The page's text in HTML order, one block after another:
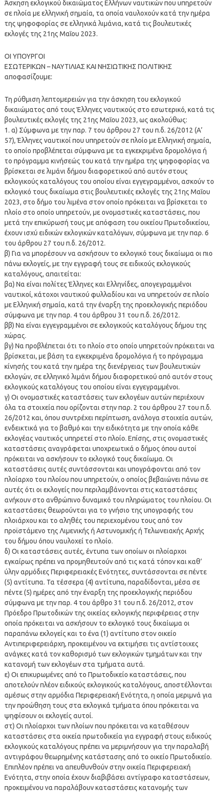
Άσκηση εκλογικού δικαιώματος Ελλήνων ναυτικών που υπηρετούν
σε πλοία με ελληνική σημαία, τα οποία ναυλοχούν κατά την ημέρα
της ψηφοφορίας σε ελληνικά λιμάνια, κατά τις βουλευτικές
εκλογές της 21ης Μαΐου 2023.
ΟΙ ΥΠΟΥΡΓΟΙ
ΕΣΩΤΕΡΙΚΩΝ – ΝΑΥΤΙΛΙΑΣ ΚΑΙ ΝΗΣΙΩΤΙΚΗΣ ΠΟΛΙΤΙΚΗΣ
αποφασίζουμε:
Τη ρύθμιση λεπτομερειών για την άσκηση του εκλογικού
δικαιώματος από τους Έλληνες ναυτικούς στο εσωτερικό, κατά τις
βουλευτικές εκλογές της 21ης Μαΐου 2023, ως ακολούθως:
1. α) Σύμφωνα με την παρ. 7 του άρθρου 27 του π.δ. 26/2012 (Α’
57), Έλληνες ναυτικοί που υπηρετούν σε πλοίο με Ελληνική σημαία,
το οποίο προβλέπεται σύμφωνα με τα εγκεκριμένα δρομολόγια ή
το πρόγραμμα κινήσεώς του κατά την ημέρα της ψηφοφορίας να
βρίσκεται σε λιμάνι δήμου διαφορετικού από αυτόν στους
εκλογικούς καταλόγους του οποίου είναι εγγεγραμμένοι, ασκούν το
εκλογικό τους δικαίωμα στις βουλευτικές εκλογές της 21ης Μαΐου
2023, στο δήμο του λιμένα στον οποίο πρόκειται να βρίσκεται το
πλοίο στο οποίο υπηρετούν, με ονομαστικές καταστάσεις, που
μετά την επικύρωσή τους με απόφαση του οικείου Πρωτοδικείου,
έχουν ισχύ ειδικών εκλογικών καταλόγων, σύμφωνα με την παρ. 6
του άρθρου 27 του π.δ. 26/2012.
β) Για να μπορέσουν να ασκήσουν το εκλογικό τους δικαίωμα οι πιο
πάνω εκλογείς, με την εγγραφή τους σε ειδικούς εκλογικούς
καταλόγους, απαιτείται:
βα) Να είναι πολίτες Έλληνες και Ελληνίδες, απογεγραμμένοι
ναυτικοί, κάτοχοι ναυτικού φυλλαδίου και να υπηρετούν σε πλοίο
με Ελληνική σημαία, κατά την έναρξη της προεκλογικής περιόδου
σύμφωνα με την παρ. 4 του άρθρου 31 του π.δ. 26/2012.
ββ) Να είναι εγγεγραμμένοι σε εκλογικούς καταλόγους δήμου της
χώρας.
βγ) Να προβλέπεται ότι το πλοίο στο οποίο υπηρετούν πρόκειται να
βρίσκεται, με βάση τα εγκεκριμένα δρομολόγια ή το πρόγραμμα
κίνησής του κατά την ημέρα της διενέργειας των βουλευτικών
εκλογών, σε ελληνικό λιμάνι δήμου διαφορετικού από αυτόν στους
εκλογικούς καταλόγους του οποίου είναι εγγεγραμμένοι.
γ) Οι ονομαστικές καταστάσεις των εκλογέων αυτών περιέχουν
όλα τα στοιχεία που ορίζονται στην παρ. 2 του άρθρου 27 του π.δ.
26/2012 και, όπου συντρέχει περίπτωση, ανάλογα στοιχεία αυτών,
ενδεικτικά για το βαθμό και την ειδικότητα με την οποία κάθε
εκλογέας ναυτικός υπηρετεί στο πλοίο. Επίσης, στις ονομαστικές
καταστάσεις αναγράφεται υποχρεωτικά ο δήμος όπου αυτοί
πρόκειται να ασκήσουν το εκλογικό τους δικαίωμα. Οι
καταστάσεις αυτές συντάσσονται και υπογράφονται από τον
πλοίαρχο του πλοίου που υπηρετούν, ο οποίος βεβαιώνει πάνω σε
αυτές ότι οι εκλογείς που περιλαμβάνονται στις καταστάσεις
ανήκουν στο ανθρώπινο δυναμικό του πληρώματος του πλοίου. Οι
καταστάσεις θεωρούνται για το γνήσιο της υπογραφής του
πλοιάρχου και το αληθές του περιεχομένου τους από τον
προϊστάμενο της Λιμενικής ή Αστυνομικής ή Τελωνειακής Αρχής
του δήμου όπου ναυλοχεί το πλοίο.
δ) Οι καταστάσεις αυτές, έντυπα των οποίων οι πλοίαρχοι
εγκαίρως πρέπει να προμηθευτούν από τις κατά τόπον και καθ’
ύλην αρμόδιες Περιφερειακές Ενότητες, συντάσσονται σε πέντε
(5) αντίτυπα. Τα τέσσερα (4) αντίτυπα, παραδίδονται, μέσα σε
πέντε (5) ημέρες από την έναρξη της προεκλογικής περιόδου
σύμφωνα με την παρ. 4 του άρθρο 31 του π.δ. 26/2012, στον
Πρόεδρο Πρωτοδικών της οικείας εκλογικής περιφέρειας στην
οποία πρόκειται να ασκήσουν το εκλογικό τους δικαίωμα οι
παραπάνω εκλογείς και το ένα (1) αντίτυπο στον οικείο
Αντιπεριφερειάρχη, προκειμένου να εκτιμήσει τις αντίστοιχες
ανάγκες κατά τον καθορισμό των εκλογικών τμημάτων και την
κατανομή των εκλογέων στα τμήματα αυτά.
ε) Οι επικυρωμένες από το Πρωτοδικείο καταστάσεις, που
αποτελούν πλέον ειδικούς εκλογικούς καταλόγους, αποστέλλονται
αμέσως στην αρμόδια Περιφερειακή Ενότητα, η οποία μεριμνά για
την προώθηση τους στα εκλογικά τμήματα όπου πρόκειται να
ψηφίσουν οι εκλογείς αυτοί.
στ) Οι πλοίαρχοι των πλοίων που πρόκειται να καταθέσουν
καταστάσεις στα οικεία πρωτοδικεία για εγγραφή στους ειδικούς
εκλογικούς καταλόγους πρέπει να μεριμνήσουν για την παραλαβή
αντιγράφου θεωρημένης κατάστασης από το οικείο Πρωτοδικείο.
Επιπλέον πρέπει να απευθυνθούν στην οικεία Περιφερειακή
Ενότητα, στην οποία έχουν διαβιβάσει αντίγραφο καταστάσεων,
προκειμένου να παραλάβουν καταστάσεις κατανομής των